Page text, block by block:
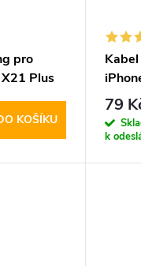
pro
Plus
KOŠÍKU
79
k